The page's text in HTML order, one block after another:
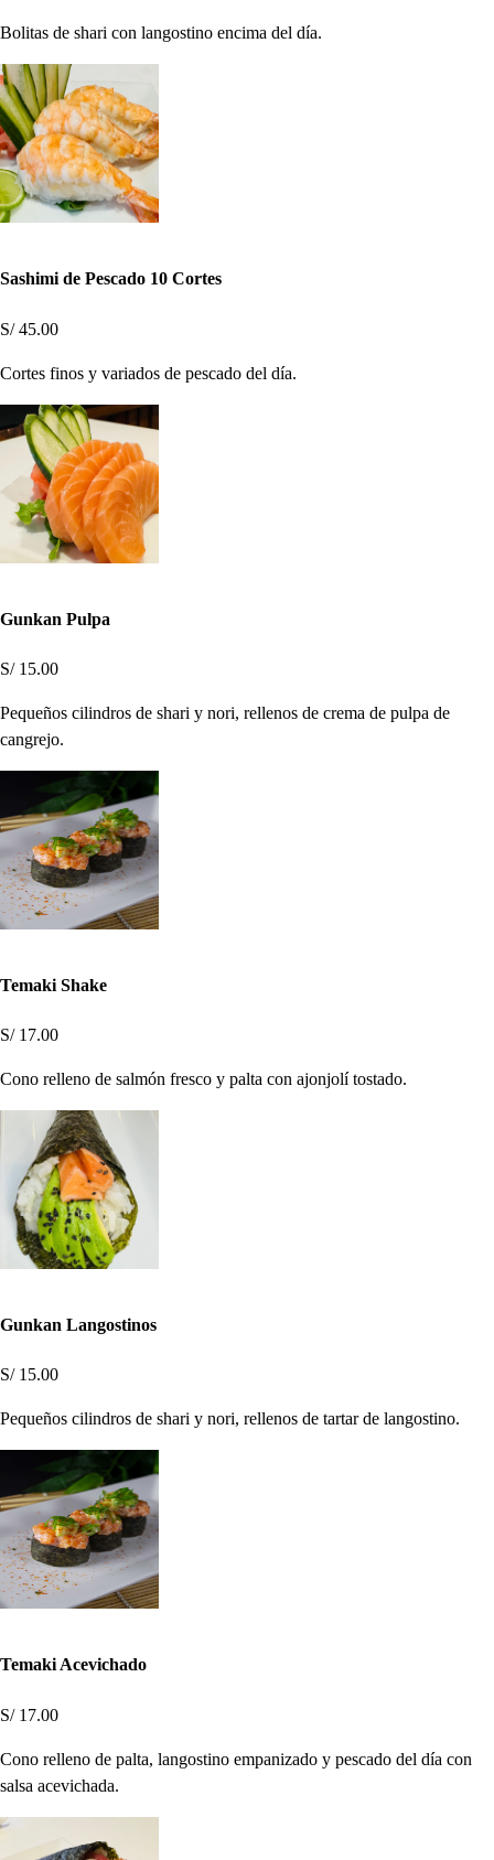
Bolitas de shari con langostino encima del día.
Sashimi de Pescado 10 Cortes
S/ 45.00
Cortes finos y variados de pescado del día.
Gunkan Pulpa
S/ 15.00
Pequeños cilindros de shari y nori, rellenos de crema de pulpa de
cangrejo.
Temaki Shake
S/ 17.00
Cono relleno de salmón fresco y palta con ajonjolí tostado.
Gunkan Langostinos
S/ 15.00
Pequeños cilindros de shari y nori, rellenos de tartar de langostino.
Temaki Acevichado
S/ 17.00
Cono relleno de palta, langostino empanizado y pescado del día con
salsa acevichada.